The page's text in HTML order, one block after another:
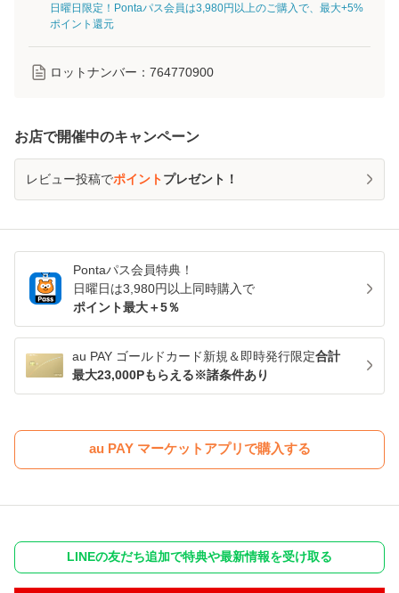
日曜日限定！Pontaパス会員は3,980円以上のご購入で、最大+5%
ポイント還元
ロットナンバー： 764770900
お店で開催中のキャンペーン
レビュー投稿でポイントプレゼント！
Pontaパス会員特典！
日曜日は3,980円以上同時購入で
ポイント最大＋5％
au PAY ゴールドカード新規＆即時発行限定合計
最大23,000Pもらえる※諸条件あり
au PAY マーケットアプリで購入する
LINEの友だち追加で特典や最新情報を受け取る